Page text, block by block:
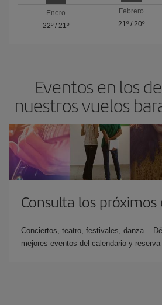
Enero
22º/ 21º
Febrero
21º/ 20º
Eventos en los
nuestros vuelos
Consulta los
Conciertos, teatro, festivales, danza...
mejores eventos del calendario y